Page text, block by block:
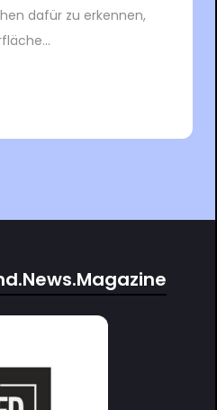
dafür zu erkennen,